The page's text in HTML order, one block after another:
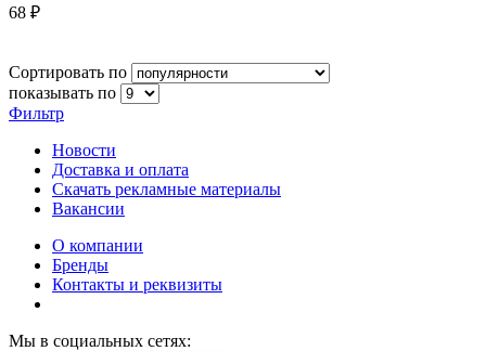
68 ₽
Сортировать по
показывать по
Фильтр
Новости
Доставка и оплата
Скачать рекламные материалы
Вакансии
О компании
Бренды
Контакты и реквизиты
Мы в социальных сетях: